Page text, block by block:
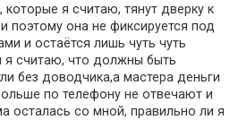
я считаю, тянут дверку к
поэтому она не фиксируется под
и остаётся лишь чуть чуть
я считаю, что должны быть
без доводчика,а мастера деньги
по телефону не отвечают и
осталась со мной, правильно ли я